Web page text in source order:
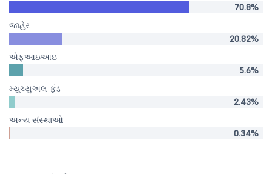
70.8%
જાહેર
20.82%
એફઆઇઆઇ
5.6%
મ્યુચ્યુઅલ ફંડ
2.43%
અન્ય સંસ્થાઓ
0.34%